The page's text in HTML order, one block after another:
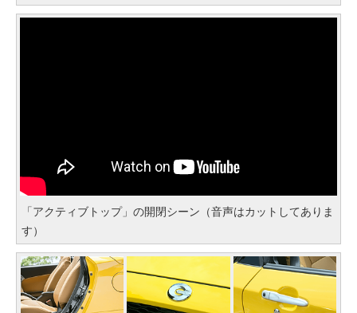
「アクティブトップ」の開閉シーン（音声はカットしてありま
す）